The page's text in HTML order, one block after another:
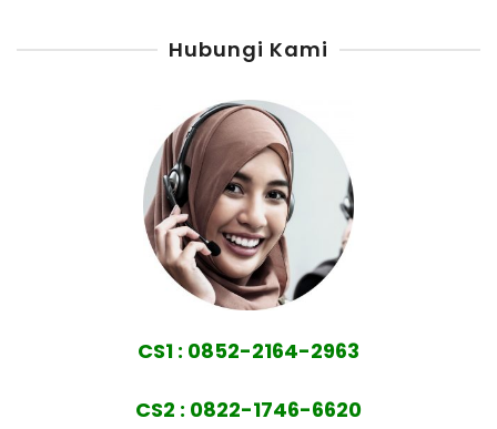
Hubungi Kami
CS1 : 0852-2164-2963
CS2 : 0822-1746-6620